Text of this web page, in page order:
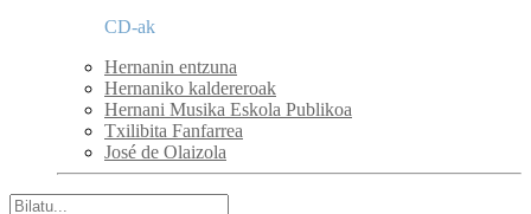
CD-ak
Hernanin entzuna
Hernaniko kaldereroak
Hernani Musika Eskola Publikoa
Txilibita Fanfarrea
José de Olaizola